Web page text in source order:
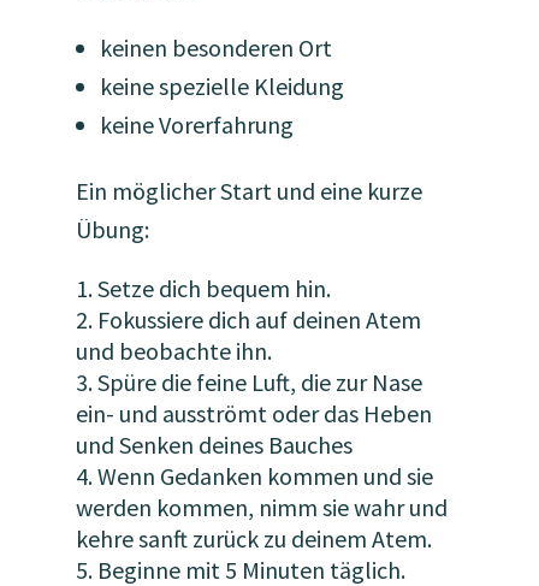
keinen besonderen Ort
keine spezielle Kleidung
keine Vorerfahrung
Ein möglicher Start und eine kurze
Übung:
Setze dich bequem hin.
Fokussiere dich auf deinen Atem
und beobachte ihn.
Spüre die feine Luft, die zur Nase
ein- und ausströmt oder das Heben
und Senken deines Bauches
Wenn Gedanken kommen und sie
werden kommen, nimm sie wahr und
kehre sanft zurück zu deinem Atem.
Beginne mit 5 Minuten täglich.